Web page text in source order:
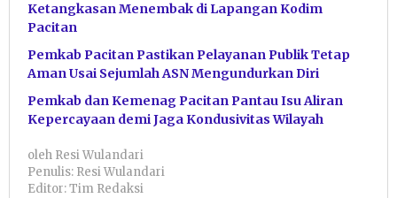
Ketangkasan Menembak di Lapangan Kodim
Pacitan
Pemkab Pacitan Pastikan Pelayanan Publik Tetap
Aman Usai Sejumlah ASN Mengundurkan Diri
Pemkab dan Kemenag Pacitan Pantau Isu Aliran
Kepercayaan demi Jaga Kondusivitas Wilayah
oleh Resi Wulandari
Penulis: Resi Wulandari
Editor: Tim Redaksi